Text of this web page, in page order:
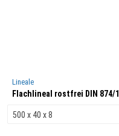
Lineale
Flachlineal rostfrei DIN 874/1